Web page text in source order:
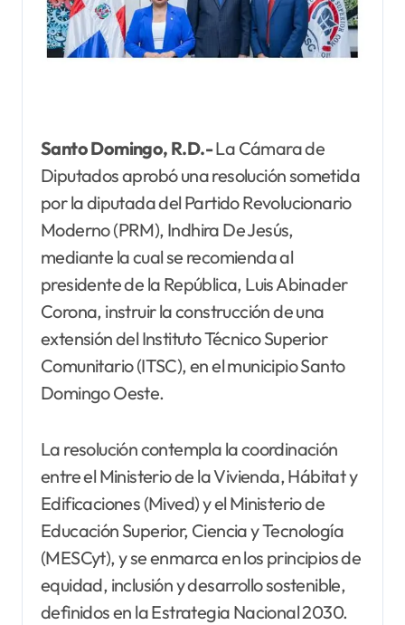
Santo Domingo, R.D.-La Cámara de
Diputados aprobó una resolución sometida
por la diputada del Partido Revolucionario
Moderno (PRM), Indhira De Jesús,
mediante la cual se recomienda al
presidente de la República, Luis Abinader
Corona, instruir la construcción de una
extensión del Instituto Técnico Superior
Comunitario (ITSC), en el municipio Santo
Domingo Oeste.
La resolución contempla la coordinación
entre el Ministerio de la Vivienda, Hábitat y
Edificaciones (Mived) y el Ministerio de
Educación Superior, Ciencia y Tecnología
(MESCyt), y se enmarca en los principios de
equidad, inclusión y desarrollo sostenible,
definidos en la Estrategia Nacional 2030.